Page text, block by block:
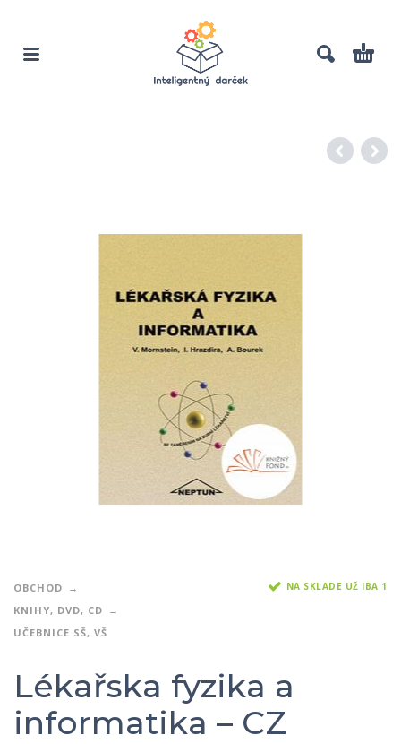
OBCHOD
KNIHY, DVD, CD
UČEBNICE SŠ, VŠ
NA SKLADE UŽ IBA 1
Lékařska fyzika a
informatika – CZ